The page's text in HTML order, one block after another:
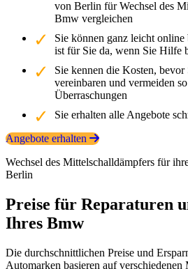
von Berlin für Wechsel des
Bmw vergleichen
Sie können ganz leicht
ist für Sie da, wenn Sie Hilfe
Sie kennen die Kosten, bevor
vereinbaren und vermeiden
Überraschungen
Sie erhalten alle Angebote
Angebote erhalten
Wechsel des Mittelschalldämpfers für
Berlin
Preise für Reparaturen
Ihres Bmw
Die durchschnittlichen Preise und
Automarken basieren auf verschiedenen